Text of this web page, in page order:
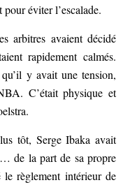
éviter l’escalade.
arbitres avaient décidé
rapidement calmés.
y avait une tension,
C’était physique et
tôt, Serge Ibaka avait
de la part de sa propre
règlement intérieur de